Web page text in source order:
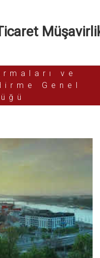
ve
Genel